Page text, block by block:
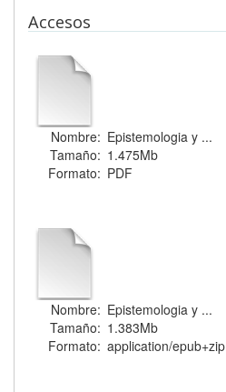
Accesos
Nombre: Epistemologia y ...
Tamaño: 1.475Mb
Formato: PDF
Nombre: Epistemologia y ...
Tamaño: 1.383Mb
Formato: application/epub+zip